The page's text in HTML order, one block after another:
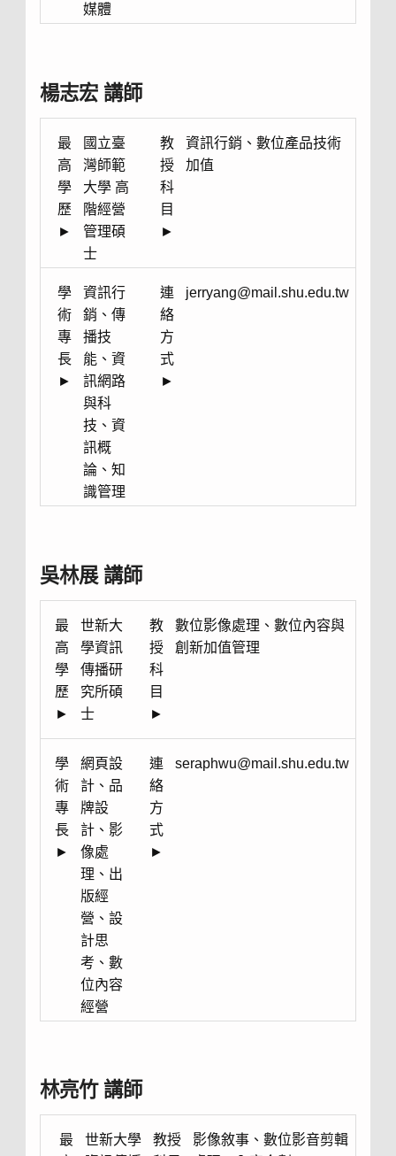
媒體
楊志宏 講師
最
高
學
歷
►
國立臺
灣師範
大學 高
階經營
管理碩
士
教
授
科
目
►
資訊行銷、數位產品技術
加值
學
術
專
長
►
資訊行
銷、傳
播技
能、資
訊網路
與科
技、資
訊概
論、知
識管理
連
絡
方
式
►
jerryang@mail.shu.edu.tw
吳林展 講師
最
高
學
歷
►
世新大
學資訊
傳播研
究所碩
士
教
授
科
目
►
數位影像處理、數位內容與
創新加值管理
學
術
專
長
►
網頁設
計、品
牌設
計、影
像處
理、出
版經
營、設
計思
考、數
位內容
經營
連
絡
方
式
►
seraphwu@mail.shu.edu.tw
林亮竹 講師
最
世新大學
教授
影像敘事、數位影音剪輯